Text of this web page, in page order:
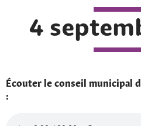
4
Écouter le conseil municipal
: